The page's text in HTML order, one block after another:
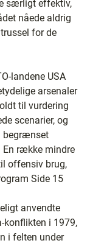
særligt effektiv,
nåede aldrig
for de
landene USA
arsenaler
til vurdering
scenarier, og
begrænset
række mindre
offensiv brug,
Side 15
anvendte
konflikten i 1979,
i felten under